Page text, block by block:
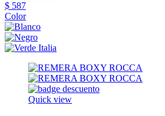
$ 587
Color
Quick view